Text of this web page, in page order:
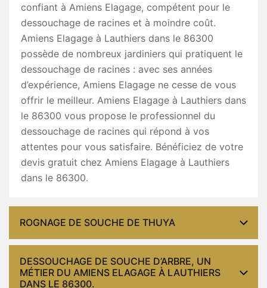
confiant à Amiens Elagage, compétent pour le
dessouchage de racines et à moindre coût.
Amiens Elagage à Lauthiers dans le 86300
possède de nombreux jardiniers qui pratiquent le
dessouchage de racines : avec ses années
d’expérience, Amiens Elagage ne cesse de vous
offrir le meilleur. Amiens Elagage à Lauthiers dans
le 86300 vous propose le professionnel du
dessouchage de racines qui répond à vos
attentes pour vous satisfaire. Bénéficiez de votre
devis gratuit chez Amiens Elagage à Lauthiers
dans le 86300.
ROGNAGE DE SOUCHE DE THUYA
DESSOUCHAGE DE SOUCHE D’ARBRE, UN
MÉTIER DU AMIENS ELAGAGE À LAUTHIERS
DANS LE 86300.